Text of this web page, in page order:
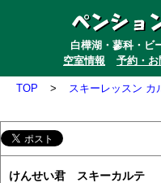
白樺湖・蓼科・ビ
空室情報
予約・
TOP > スキーレッスン カ
けんせい君 スキーカルテ